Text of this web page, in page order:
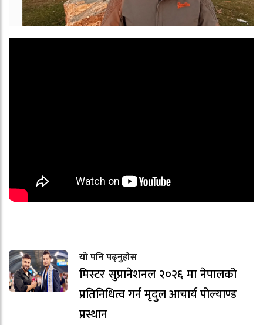
यो पनि पढ्नुहोस
मिस्टर सुप्रानेशनल २०२६ मा नेपालको
प्रतिनिधित्व गर्न मृदुल आचार्य पोल्याण्ड
प्रस्थान